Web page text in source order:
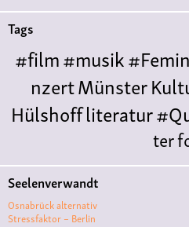
Tags
#film#musik
nzertMünster
Hülshoffliteratur
ter
LiteraturePolyamorie
Polyamorietreff
Monogamie
Seelenverwandt
Osnabrück alternativ
Stressfaktor – Berlin